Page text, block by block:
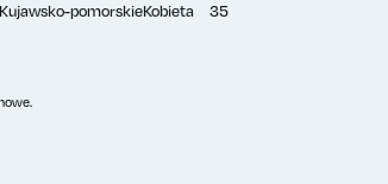
Kujawsko-pomorskieKobieta 35